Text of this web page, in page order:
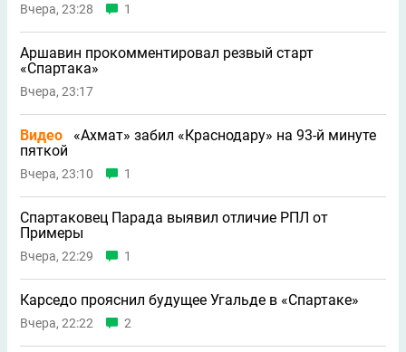
Вчера, 23:28 1
Аршавин прокомментировал резвый старт
«Спартака»
Вчера, 23:17
Видео
«Ахмат» забил «Краснодару» на 93-й минуте
пяткой
Вчера, 23:10 1
Спартаковец Парада выявил отличие РПЛ от
Примеры
Вчера, 22:29 1
Карседо прояснил будущее Угальде в «Спартаке»
Вчера, 22:22 2